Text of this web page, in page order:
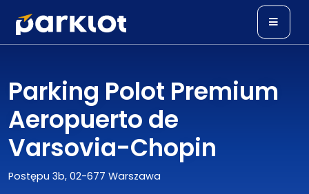
Parking Polot Premium
Aeropuerto de
Varsovia-Chopin
Postępu 3b, 02-677 Warszawa